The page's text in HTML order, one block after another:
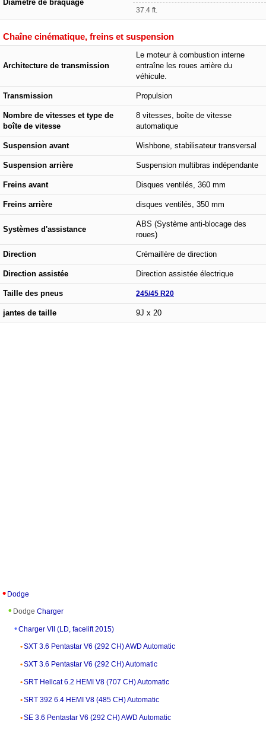
Diamètre de braquage
37.4 ft.
Chaîne cinématique, freins et suspension
Architecture de transmission
Le moteur à combustion interne
entraîne les roues arrière du
véhicule.
Transmission Propulsion
Nombre de vitesses et type de
boîte de vitesse
8 vitesses, boîte de vitesse
automatique
Suspension avant Wishbone, stabilisateur transversal
Suspension arrière Suspension multibras indépendante
Freins avant Disques ventilés, 360 mm
Freins arrière disques ventilés, 350 mm
Systèmes d'assistance
ABS (Système anti-blocage des
roues)
Direction Crémaillère de direction
Direction assistée Direction assistée électrique
Taille des pneus 245/45 R20
jantes de taille 9J x 20
Dodge
Dodge Charger
Charger VII (LD, facelift 2015)
SXT 3.6 Pentastar V6 (292 CH) AWD Automatic
SXT 3.6 Pentastar V6 (292 CH) Automatic
SRT Hellcat 6.2 HEMI V8 (707 CH) Automatic
SRT 392 6.4 HEMI V8 (485 CH) Automatic
SE 3.6 Pentastar V6 (292 CH) AWD Automatic